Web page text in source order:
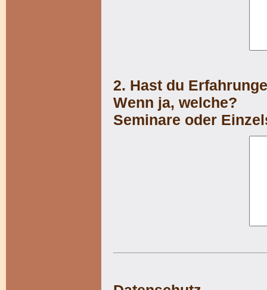
2. Hast du
Wenn ja, welche?
Seminare oder